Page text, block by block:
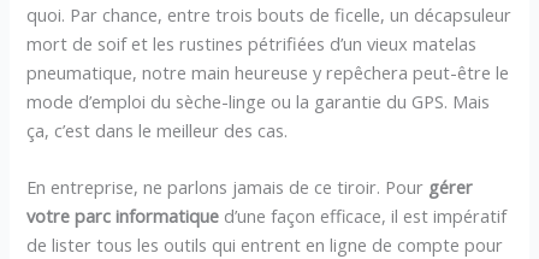
quoi. Par chance, entre trois bouts de ficelle, un décapsuleur
mort de soif et les rustines pétrifiées d’un vieux matelas
pneumatique, notre main heureuse y repêchera peut-être le
mode d’emploi du sèche-linge ou la garantie du GPS. Mais
ça, c’est dans le meilleur des cas.
En entreprise, ne parlons jamais de ce tiroir. Pour gérer
votre parc informatique d’une façon efficace, il est impératif
de lister tous les outils qui entrent en ligne de compte pour